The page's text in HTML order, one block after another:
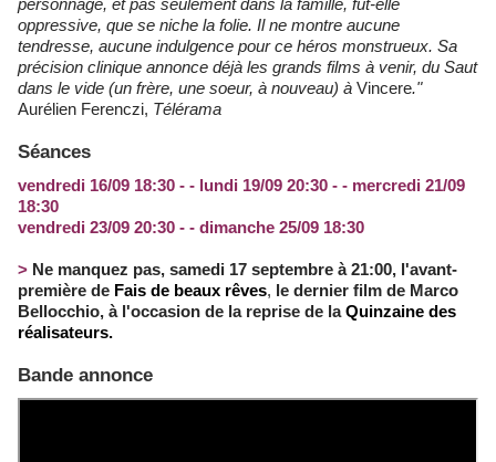
personnage, et pas seulement dans la famille, fût-elle
oppressive, que se niche la folie. Il ne montre aucune
tendresse, aucune indulgence pour ce héros monstrueux. Sa
précision clinique annonce déjà les grands films à venir, du Saut
dans le vide (un frère, une soeur, à nouveau) à Vincere."
Aurélien Ferenczi, Télérama
Séances
vendredi 16/09 18:30 - - lundi 19/09 20:30 - - mercredi 21/09
18:30
vendredi 23/09 20:30 - - dimanche 25/09 18:30
> Ne manquez pas, samedi 17 septembre à 21:00, l'avant-
première de Fais de beaux rêves, le dernier film de Marco
Bellocchio, à l'occasion de la reprise de la Quinzaine des
réalisateurs.
Bande annonce